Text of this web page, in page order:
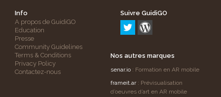
Info
A propos de GuidiGO
Education
Presse
Community Guidelines
Terms & Conditions
Privacy Policy
Contactez-nous
Suivre GuidiGO
Nos autres marques
senar.io : Formation en AR mobile
frameit.ar: Prévisualisation
d’oeuvres d’art en AR mobile